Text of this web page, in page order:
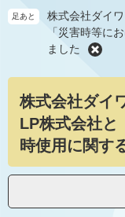
す
。
し
て
足あと
株式会社ダイ
「災害時等に
ました
株式会社ダイ
LP株式会社と
時使用に関す